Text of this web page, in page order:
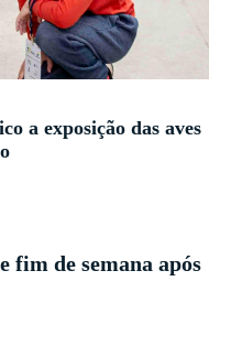
a exposição das aves
fim de semana após